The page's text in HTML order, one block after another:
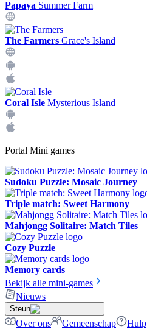
Papaya Summer Farm
The Farmers Grace's Island
Coral Isle Mysterious Island
Portal Mini games
Sudoku Puzzle: Mosaic Journey
Triple match: Sweet Harmony
Mahjongg Solitaire: Match Tiles
Cozy Puzzle
Memory cards
Bekijk alle mini-games
Nieuws
Steun
Over ons Gemeenschap Hulp